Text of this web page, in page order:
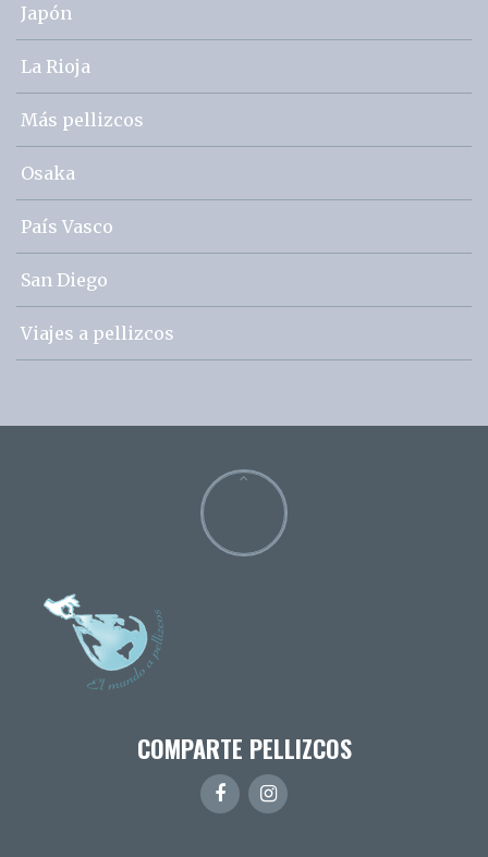
Japón
La Rioja
Más pellizcos
Osaka
País Vasco
San Diego
Viajes a pellizcos
COMPARTE PELLIZCOS